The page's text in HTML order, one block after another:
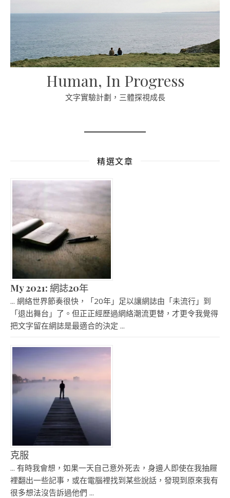
Human, In Progress
文字實驗計劃，三體探視成長
精選文章
My 2021: 網誌20年
... 網絡世界節奏很快，「20年」足以讓網誌由「未流行」到
「退出舞台」了。但正正經歷過網絡潮流更替，才更令我覺得
把文字留在網誌是最適合的決定 ...
克服
... 有時我會想，如果一天自己意外死去，身邊人即使在我抽屜
裡翻出一些記事，或在電腦裡找到某些說話，發現到原來我有
很多想法沒告訴過他們 ...